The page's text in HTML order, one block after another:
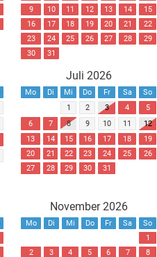
9
10 11 12 13 14
15
16
17 18 19 20 21
22
23
24 25 26 27 28
29
30
31
Juli 2026
Mo Di Mi Do Fr Sa
So
1
2 3 4
5
6
7 8 9 10 11
12
13
14 15 16 17 18
19
20
21 22 23 24 25
26
27
28 29 30 31
November 2026
Mo Di Mi Do Fr Sa
So
1
2
3 4 5 6 7 8